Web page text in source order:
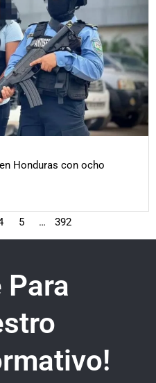
Honduras con ocho
5 … 392
Para